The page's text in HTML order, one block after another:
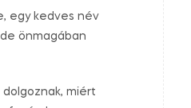
egy kedves név
önmagában
miért